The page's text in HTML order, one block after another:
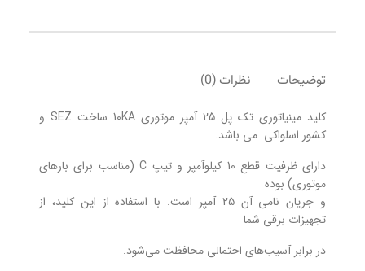
توضیحات نظرات (0)
کلید مینیاتوری تک پل 25 آمپر موتوری 10KA ساخت SEZ و
کشور اسلواکی می باشد.
دارای ظرفیت قطع 10 کیلوآمپر و تیپ C (مناسب برای بارهای
موتوری) بوده
و جریان نامی آن 25 آمپر است. با استفاده از این کلید، از
تجهیزات برقی شما
در برابر آسیب‌های احتمالی محافظت می‌شود.